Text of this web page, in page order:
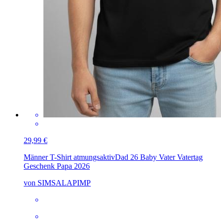
29,99 €
Männer T-Shirt atmungsaktivDad 26 Baby Vater Vatertag
Geschenk Papa 2026
von SIMSALAPIMP